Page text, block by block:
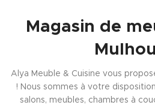
Magasin de
Alya Meuble & Cuisine vous
! Nous sommes à votre
salons, meubles, chambres à